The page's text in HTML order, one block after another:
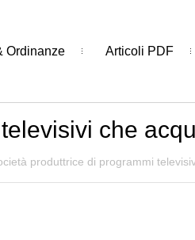
Ordinanze Articoli PDF
che
produttrice di programmi